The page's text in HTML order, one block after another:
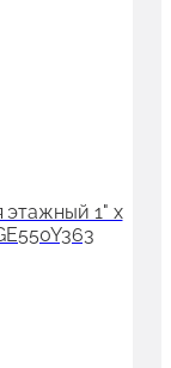
этажный 1" x